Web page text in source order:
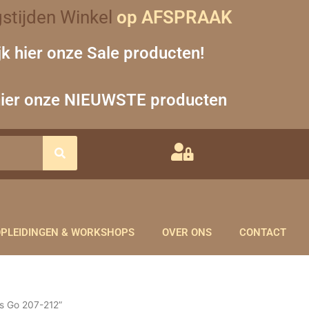
Winkel op AFSPRAAK
hier onze Sale producten!
onze NIEUWSTE producten
& WORKSHOPS OVER ONS CONTACT
Go 207-212”